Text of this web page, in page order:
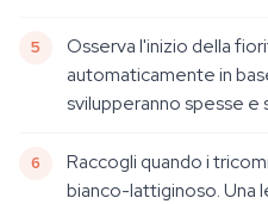
Osserva l'inizio della
automaticamente in
svilupperanno spesse e
Raccogli quando i
bianco-lattiginoso. Una